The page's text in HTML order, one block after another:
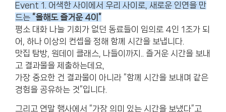
Event 1. 어색한 사이에서 우리 사이로, 새로운 인연을 만
드는 “올해도 즐거운 4이”
평소 대화 나눌 기회가 없던 동료들이 임의로 4인 1조가 되
어, 하나 이상의 컨셉을 정해 함께 시간을 보냅니다.
맛집 탐방, 원데이 클래스, 나들이까지.. 즐거운 시간을 보내
고 결과물을 제출하는데요,
가장 중요한 건 결과물이 아니라 “함께 시간을 보내며 같은
경험을 공유하는 것”입니다.
그리고 연말 행사에서 “가장 의미 있는 시간을 보냈다”고